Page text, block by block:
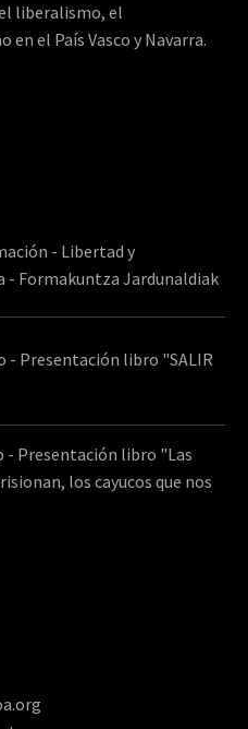
liberalismo, el
el País Vasco y Navarra.
- Libertad y
- Formakuntza Jardunaldiak
- Presentación libro "SALIR
- Presentación libro "Las
los cayucos que nos